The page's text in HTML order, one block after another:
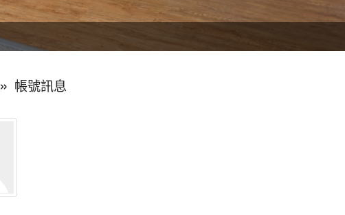
» 帳號訊息